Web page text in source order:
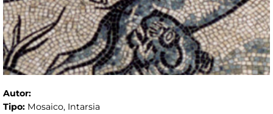
Autor:
Tipo: Mosaico, Intarsia